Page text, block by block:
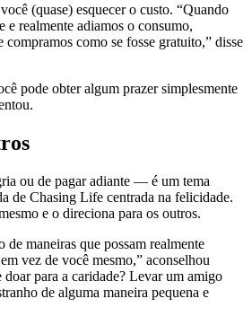
(quase) esquecer o custo. “Quando
e realmente adiamos o consumo,
compramos como se fosse gratuito,” disse
pode obter algum prazer simplesmente
ou de pagar adiante — é um tema
de Chasing Life centrada na felicidade.
e o direciona para os outros.
de maneiras que possam realmente
vez de você mesmo,” aconselhou
para a caridade? Levar um amigo
de alguma maneira pequena e